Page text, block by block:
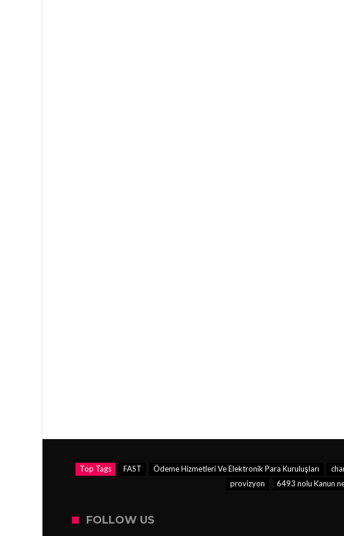
Top Tags FAST Ödeme Hizmetleri Ve Elektronik Para Kuruluşları
provizyon
6493 nolu Kanun
FOLLOW US